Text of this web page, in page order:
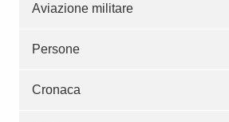
Aviazione militare
Persone
Cronaca